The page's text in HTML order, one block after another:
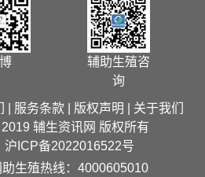
辅助生殖咨
询
服务条款 版权声明
关于我们
辅生资讯网 版权所有
沪ICP备2022016522号
助生殖热线：4000605010